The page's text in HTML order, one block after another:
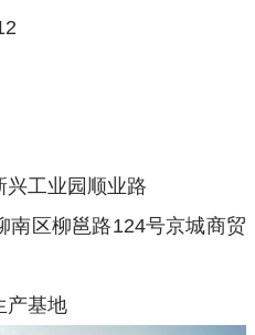
兴工业园顺业路
南区柳邕路124号京城商贸
产基地